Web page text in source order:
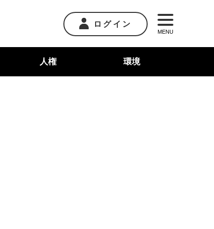
ログイン
MENU
人権 環境